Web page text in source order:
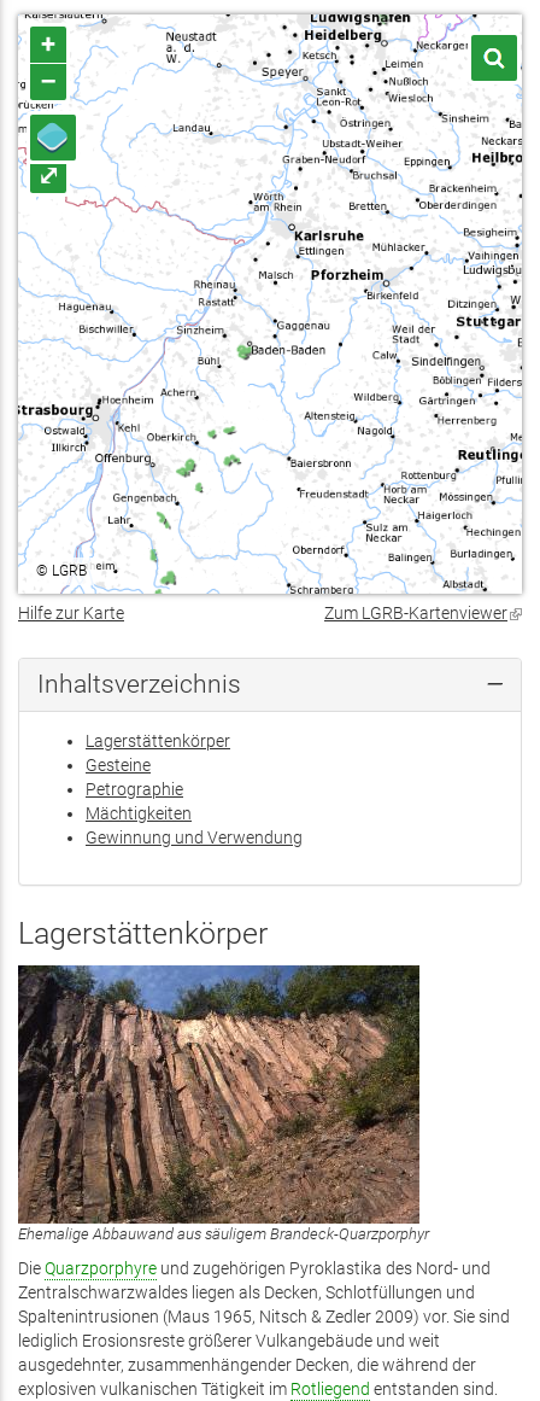
+
–
⤢
© LGRB
Hilfe zur Karte Zum LGRB-Kartenviewer
Inhaltsverzeichnis
Lagerstättenkörper
Gesteine
Petrographie
Mächtigkeiten
Gewinnung und Verwendung
Lagerstättenkörper
Ehemalige Abbauwand aus säuligem Brandeck-Quarzporphyr
DieQuarzporphyre und zugehörigen Pyroklastika des Nord- und
Zentralschwarzwaldes liegen als Decken, Schlotfüllungen und
Spaltenintrusionen (Maus 1965, Nitsch & Zedler 2009) vor. Sie sind
lediglich Erosionsreste größerer Vulkangebäude und weit
ausgedehnter, zusammenhängender Decken, die während der
explosiven vulkanischen Tätigkeit im Rotliegend entstanden sind.